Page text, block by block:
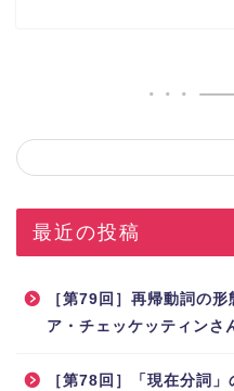
最近の投稿
［第79回］再帰動詞の
ア・チェッケッティンさ
［第78回］「現在分詞